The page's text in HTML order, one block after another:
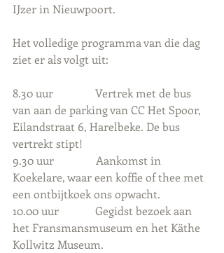
IJzer in Nieuwpoort.
Het volledige programma van die dag
ziet er als volgt uit:
8.30 uur               Vertrek met de bus
van aan de parking van CC Het Spoor,
Eilandstraat 6, Harelbeke. De bus
vertrekt stipt!
9.30 uur               Aankomst in
Koekelare, waar een koffie of thee met
een ontbijtkoek ons opwacht.
10.00 uur             Gegidst bezoek aan
het Fransmansmuseum en het Käthe
Kollwitz Museum.